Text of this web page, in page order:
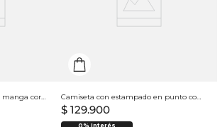
Camiseta estampado texto manga corta cuello redondo para hombre Camiseta con estampado en punto corazón para hombre
$ 129.900